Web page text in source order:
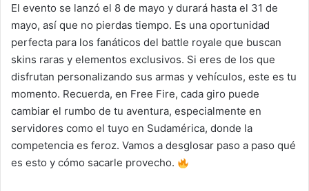
El evento se lanzó el 8 de mayo y durará hasta el 31 de
mayo, así que no pierdas tiempo. Es una oportunidad
perfecta para los fanáticos del battle royale que buscan
skins raras y elementos exclusivos. Si eres de los que
disfrutan personalizando sus armas y vehículos, este es tu
momento. Recuerda, en Free Fire, cada giro puede
cambiar el rumbo de tu aventura, especialmente en
servidores como el tuyo en Sudamérica, donde la
competencia es feroz. Vamos a desglosar paso a paso qué
es esto y cómo sacarle provecho.